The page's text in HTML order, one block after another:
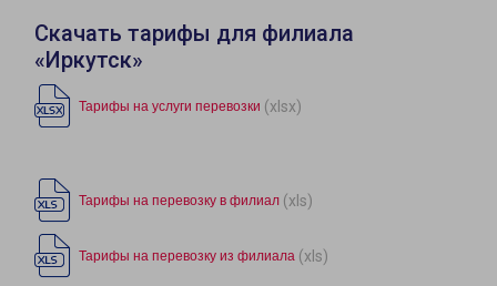
Скачать тарифы для филиала
«Иркутск»
Тарифы на услуги перевозки (xlsx)
Тарифы на перевозку в филиал (xls)
Тарифы на перевозку из филиала (xls)